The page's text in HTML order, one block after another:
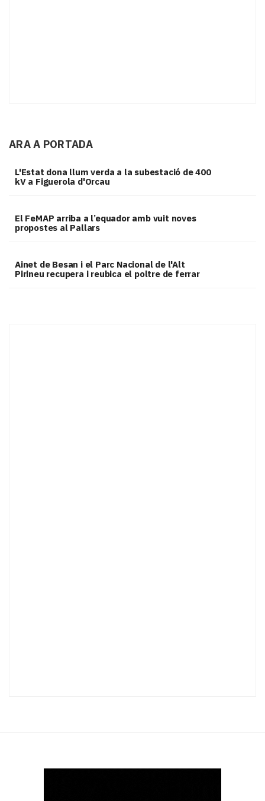
ARA A PORTADA
L'Estat dona llum verda a la subestació de 400
kV a Figuerola d'Orcau
El FeMAP arriba a l’equador amb vuit noves
propostes al Pallars
Ainet de Besan i el Parc Nacional de l'Alt
Pirineu recupera i reubica el poltre de ferrar